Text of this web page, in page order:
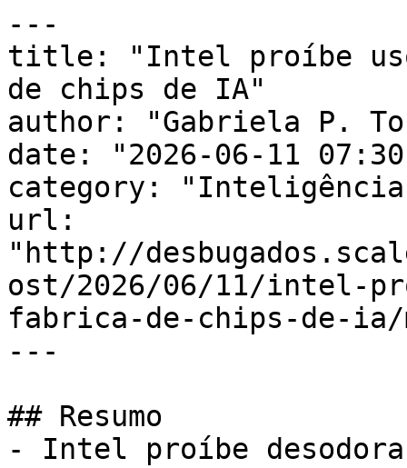
---
title: "Intel proíbe uso
de chips de IA"
author: "Gabriela P.
date: "2026-06-11
category:
url:
"http://
ost/2026/06/11/intel-
fabrica-de-chips-de-ia/
---
## Resumo
- Intel proíbe